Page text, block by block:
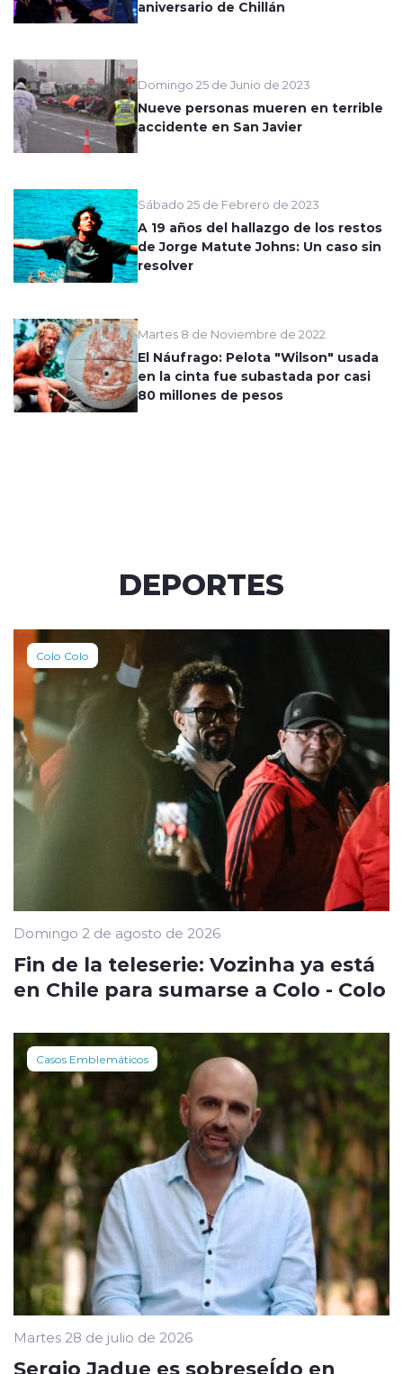
aniversario de Chillán
Domingo 25 de Junio de 2023
Nueve personas mueren en terrible
accidente en San Javier
Sábado 25 de Febrero de 2023
A 19 años del hallazgo de los restos
de Jorge Matute Johns: Un caso sin
resolver
Martes 8 de Noviembre de 2022
El Náufrago: Pelota "Wilson" usada
en la cinta fue subastada por casi
80 millones de pesos
DEPORTES
Colo Colo
Domingo 2 de agosto de 2026
Fin de la teleserie: Vozinha ya está
en Chile para sumarse a Colo - Colo
Casos Emblemáticos
Martes 28 de julio de 2026
Sergio Jadue es sobreseÍdo en